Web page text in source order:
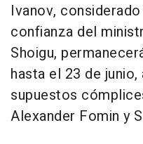
Ivanov,
confianza del
Shoigu,
hasta el 23 de
supuestos
Alexander Fomin y